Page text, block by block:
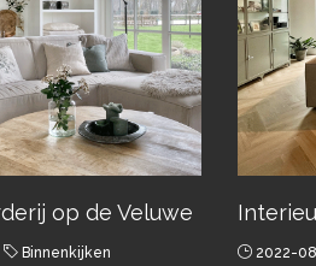
op de Veluwe
Binnenkijken 2022-